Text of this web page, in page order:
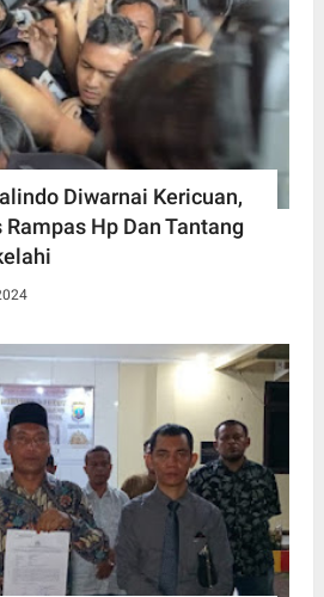
Diwarnai Kericuan,
Hp Dan Tantang